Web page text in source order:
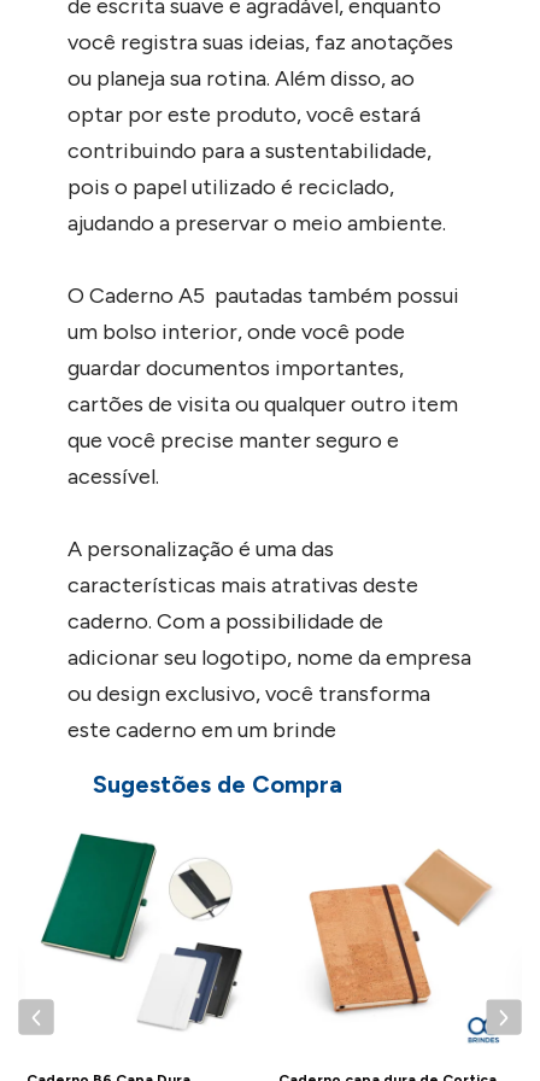
de escrita suave e agradável, enquanto
você registra suas ideias, faz anotações
ou planeja sua rotina. Além disso, ao
optar por este produto, você estará
contribuindo para a sustentabilidade,
pois o papel utilizado é reciclado,
ajudando a preservar o meio ambiente.
O Caderno A5 pautadas também possui
um bolso interior, onde você pode
guardar documentos importantes,
cartões de visita ou qualquer outro item
que você precise manter seguro e
acessível.
A personalização é uma das
características mais atrativas deste
caderno. Com a possibilidade de
adicionar seu logotipo, nome da empresa
ou design exclusivo, você transforma
este caderno em um brinde
colaboradores, clientes e parceiros de
negócios. É uma forma eficiente de
promover sua marca, transmitindo
profissionalismo e cuidado com o meio
ambiente.
Sugestões de Compra